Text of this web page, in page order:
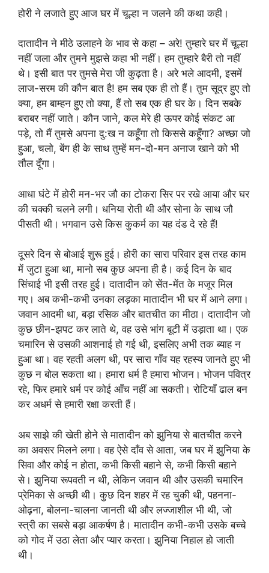
होरी ने लजाते हुए आज घर में चूल्हा न जलने की कथा कही।
दातादीन ने मीठे उलाहने के भाव से कहा – अरे! तुम्हारे घर में चूल्हा
नहीं जला और तुमने मुझसे कहा भी नहीं। हम तुम्हारे बैरी तो नहीं
थे। इसी बात पर तुमसे मेरा जी कुढ़ता है। अरे भले आदमी, इसमें
लाज-सरम की कौन बात है! हम सब एक ही तो हैं। तुम सूद्र हुए तो
क्या, हम बाम्हन हुए तो क्या, हैं तो सब एक ही घर के। दिन सबके
बराबर नहीं जाते। कौन जाने, कल मेरे ही ऊपर कोई संकट आ
पड़े, तो मैं तुमसे अपना दु:ख न कहूँगा तो किससे कहूँगा? अच्छा जो
हुआ, चलो, बेंग ही के साथ तुम्हें मन-दो-मन अनाज खाने को भी
तौल दूँगा।
आधा घंटे में होरी मन-भर जौ का टोकरा सिर पर रखे आया और घर
की चक्की चलने लगी। धनिया रोती थी और सोना के साथ जौ
पीसती थी। भगवान उसे किस कुकर्म का यह दंड दे रहे हैं!
दूसरे दिन से बोआई शुरू हुई। होरी का सारा परिवार इस तरह काम
में जुटा हुआ था, मानो सब कुछ अपना ही है। कई दिन के बाद
सिंचाई भी इसी तरह हुई। दातादीन को सेंत-मेंत के मजूर मिल
गए। अब कभी-कभी उनका लड़का मातादीन भी घर में आने लगा।
जवान आदमी था, बड़ा रसिक और बातचीत का मीठा। दातादीन जो
कुछ छीन-झपट कर लाते थे, वह उसे भांग बूटी में उड़ाता था। एक
चमारिन से उसकी आशनाई हो गई थी, इसलिए अभी तक ब्याह न
हुआ था। वह रहती अलग थी, पर सारा गाँव यह रहस्य जानते हुए भी
कुछ न बोल सकता था। हमारा धर्म है हमारा भोजन। भोजन पवित्र
रहे, फिर हमारे धर्म पर कोई आँच नहीं आ सकती। रोटियाँ ढाल बन
कर अधर्म से हमारी रक्षा करती हैं।
अब साझे की खेती होने से मातादीन को झुनिया से बातचीत करने
का अवसर मिलने लगा। वह ऐसे दाँव से आता, जब घर में झुनिया के
सिवा और कोई न होता, कभी किसी बहाने से, कभी किसी बहाने
से। झुनिया रूपवती न थी, लेकिन जवान थी और उसकी चमारिन
प्रेमिका से अच्छी थी। कुछ दिन शहर में रह चुकी थी, पहनना-
ओढ़ना, बोलना-चालना जानती थी और लज्जाशील भी थी, जो
स्त्री का सबसे बड़ा आकर्षण है। मातादीन कभी-कभी उसके बच्चे
को गोद में उठा लेता और प्यार करता। झुनिया निहाल हो जाती
थी।